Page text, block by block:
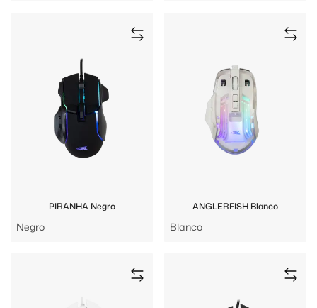
PIRANHA Negro
Negro
ANGLERFISH Blanco
Blanco